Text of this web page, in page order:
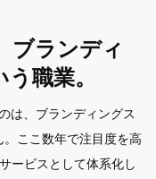
ブランディ
職業。
は、ブランディングス
ここ数年で注目度を高
ービスとして体系化し